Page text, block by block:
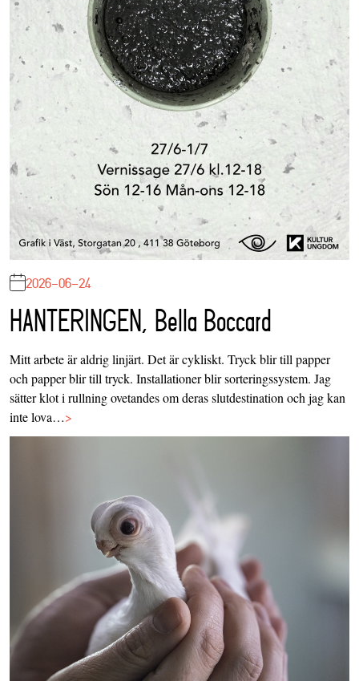
2026-06-24
HANTERINGEN, Bella Boccard
Mitt arbete är aldrig linjärt. Det är cykliskt. Tryck blir till papper
och papper blir till tryck. Installationer blir sorteringssystem. Jag
sätter klot i rullning ovetandes om deras slutdestination och jag kan
inte lova…>